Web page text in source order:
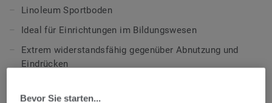
Bodenbelagskollektionen. Recyclingfähig auch nach dem
Gebrauch.
Mehr über unsere Indoor Sportböden erfahren:Indoor
Sportböden
Linoleum Sportboden
Ideal für Einrichtungen im Bildungswesen
Extrem widerstandsfähig gegenüber Abnutzung und
Eindrücken
Bevor Sie starten...